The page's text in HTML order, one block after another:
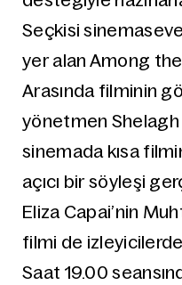
Seçkisi
yer alan Among
Arasında filminin
yönetmen
sinemada kısa
açıcı bir söyleşi
Eliza Capai’nin
filmi de
Saat 19.00